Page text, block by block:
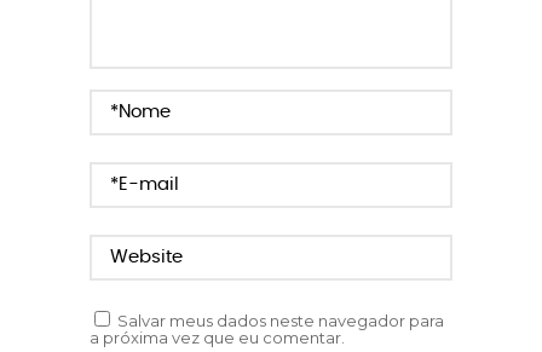
Salvar meus dados neste navegador para
a próxima vez que eu comentar.